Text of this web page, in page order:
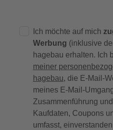
Ich möchte auf mich
Werbung (inklusive
hagebau erhalten. Ich
meiner
hagebau, die E-Mail-
meines E-Mail-
Zusammenführung
Kaufdaten, Coupons
umfasst,